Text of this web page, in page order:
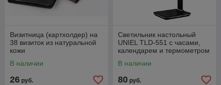
Визитница (картхолдер) на
38 визиток из натуральной
кожи
В наличии
26 руб.
Светильник настольный
UNIEL TLD-551 с часами,
календарем и термометром
В наличии
80 руб.